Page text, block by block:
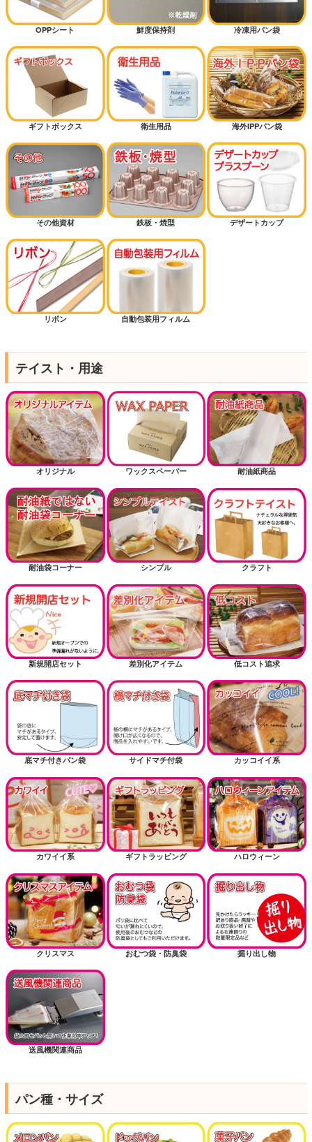
OPPシート 鮮度保持剤 冷凍用パン袋
ギフトボックス 衛生用品 海外IPPパン袋
その他資材 鉄板・焼型 デザートカップ
リボン 自動包装用フィルム
テイスト・用途
オリジナル ワックスペーパー 耐油紙商品
耐油袋コーナー シンプル クラフト
新規開店セット 差別化アイテム 低コスト追求
底マチ付きパン袋 サイドマチ付袋 カッコイイ系
カワイイ系 ギフトラッピング ハロウィーン
クリスマス おむつ袋・防臭袋 掘り出し物
送風機関連商品
パン種・サイズ